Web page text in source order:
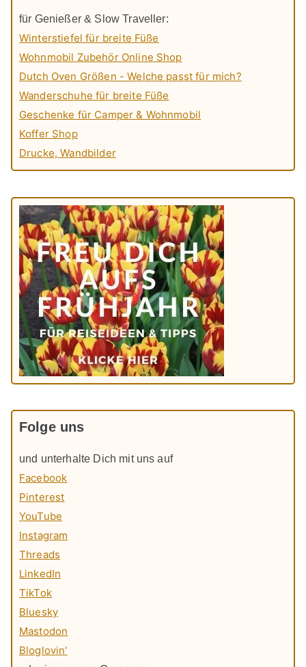
für Genießer & Slow Traveller:
Winterstiefel für breite Füße
Wohnmobil Zubehör Online Shop
Dutch Oven Größen - Welche passt für mich?
Wanderschuhe für breite Füße
Geschenke für Camper & Wohnmobil
Koffer Shop
Drucke, Wandbilder
Folge uns
und unterhalte Dich mit uns auf
Facebook
Pinterest
YouTube
Instagram
Threads
LinkedIn
TikTok
Bluesky
Mastodon
Bloglovin'